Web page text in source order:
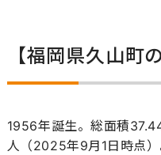
【福岡県久山町
1956年誕生。総面積
人（2025年9月1日時点